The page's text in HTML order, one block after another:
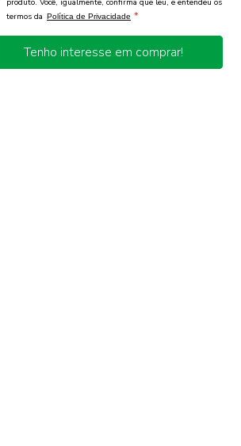
produto. Você, igualmente, confirma que leu, e entendeu os
termos da Política de Privacidade *
Tenho interesse em comprar!